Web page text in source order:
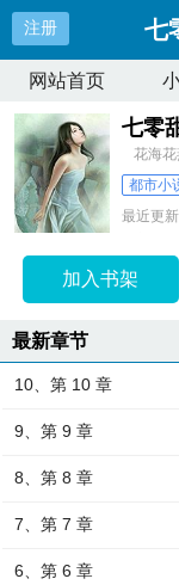
注册 七
网站首页
七零
花海
都市小
最近更新
加入书架
最新章节
10、第 10 章
9、第 9 章
8、第 8 章
7、第 7 章
6、第 6 章